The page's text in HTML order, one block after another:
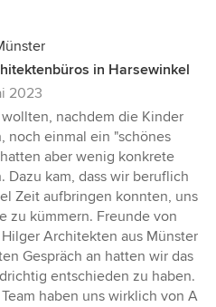
in Harsewinkel
2023
nachdem die Kinder
noch einmal ein "schönes
aber wenig konkrete
Dazu kam, dass wir beruflich
Zeit aufbringen konnten, uns
zu kümmern. Freunde von
Architekten aus Münster
Gespräch an hatten wir das
entschieden zu haben.
haben uns wirklich von A